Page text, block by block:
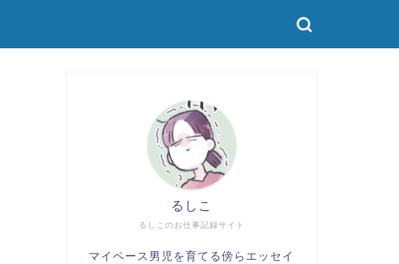
るしこのお仕事記録サイト
るしこ
マイペース男児を育てる傍らエッセイ